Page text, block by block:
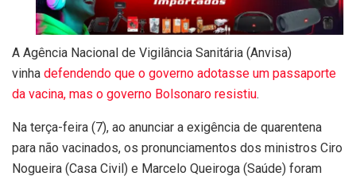
A Agência Nacional de Vigilância Sanitária (Anvisa)
vinha defendendo que o governo adotasse um passaporte
da vacina, mas o governo Bolsonaro resistiu.
Na terça-feira (7), ao anunciar a exigência de quarentena
para não vacinados, os pronunciamentos dos ministros Ciro
Nogueira (Casa Civil) e Marcelo Queiroga (Saúde) foram